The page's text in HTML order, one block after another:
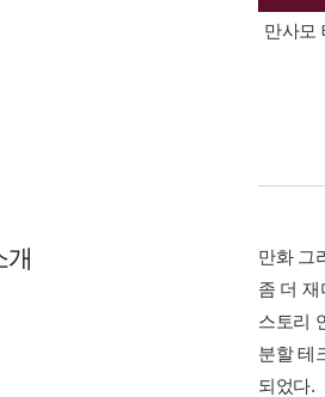
만사모
개
만화 그
좀 더 재
스토리
분할 테
되었다.